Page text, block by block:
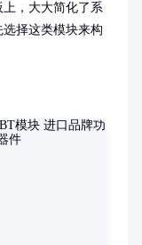
，大大简化了系
择这类模块来构